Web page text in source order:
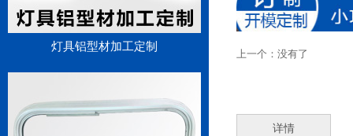
灯具铝型材加工定制
上一个：没有了
详情